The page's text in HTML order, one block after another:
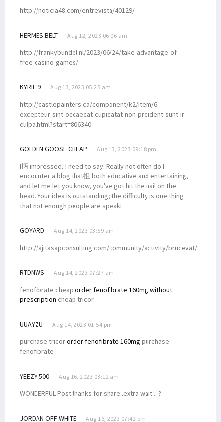
http://noticia48.com/entrevista/40129/
HERMES BELT Aug 12, 2023 06:06 am
http://frankybundel.nl/2023/06/24/take-advantage-of-
free-casino-games/
KYRIE 9 Aug 13, 2023 05:25 am
http://castlepainters.ca/component/k2/item/6-
excepteur-sint-occaecat-cupidatat-non-proident-sunt-in-
culpa.html?start=806340
GOLDEN GOOSE CHEAP Aug 13, 2023 09:18 pm
I抦 impressed, I need to say. Really not often do I
encounter a blog that抯 both educative and entertaining,
and let me let you know, you've got hit the nail on the
head. Your idea is outstanding; the difficulty is one thing
that not enough people are speaki
GOYARD Aug 14, 2023 03:59 am
http://ajitasapconsulting.com/community/activity/brucevat/
RTDNWS Aug 14, 2023 07:27 am
fenofibrate cheap order fenofibrate 160mg without
prescription cheap tricor
UUAYZU Aug 14, 2023 01:54 pm
purchase tricororder fenofibrate 160mg purchase
fenofibrate
YEEZY 500 Aug 16, 2023 03:12 am
WONDERFUL Post.thanks for share..extra wait .. ?
JORDAN OFF WHITE Aug 16, 2023 07:42 pm